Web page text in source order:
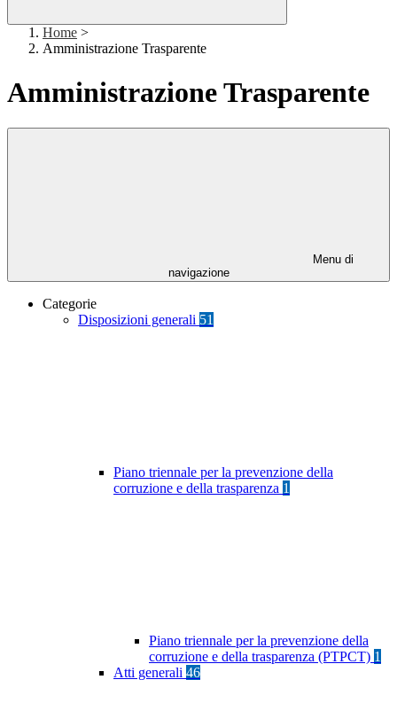
Home >
Amministrazione Trasparente
Amministrazione Trasparente
Menu di
navigazione
Categorie
Disposizioni generali 51
Piano triennale per la prevenzione della
corruzione e della trasparenza 1
Piano triennale per la prevenzione della
corruzione e della trasparenza (PTPCT) 1
Atti generali 46